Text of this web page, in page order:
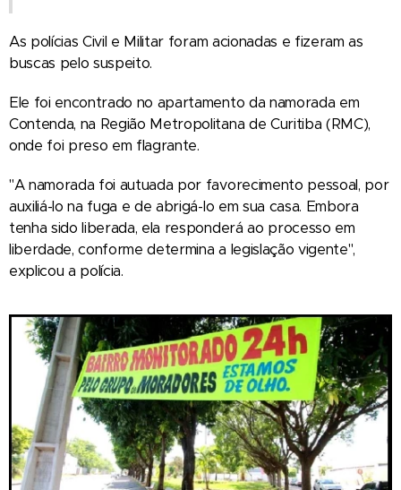
As polícias Civil e Militar foram acionadas e fizeram as
buscas pelo suspeito.
Ele foi encontrado no apartamento da namorada em
Contenda, na Região Metropolitana de Curitiba (RMC),
onde foi preso em flagrante.
"A namorada foi autuada por favorecimento pessoal, por
auxiliá-lo na fuga e de abrigá-lo em sua casa. Embora
tenha sido liberada, ela responderá ao processo em
liberdade, conforme determina a legislação vigente",
explicou a polícia.